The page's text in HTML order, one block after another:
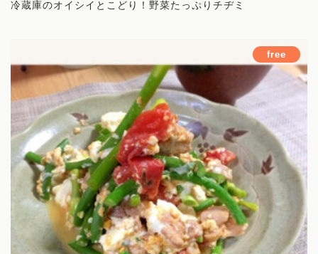
まいにち薬膳とは
薬膳講座
オンラインコミュニティ
お料理レッスン
講師
旅する薬膳
冷蔵庫のオイシイとこどり！野菜たっぷりチヂミ
free